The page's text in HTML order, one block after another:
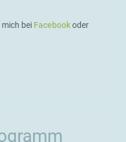
mich bei Facebookoder